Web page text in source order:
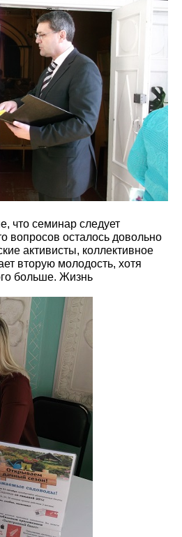
что семинар следует
вопросов осталось довольно
активисты, коллективное
вторую молодость, хотя
больше. Жизнь